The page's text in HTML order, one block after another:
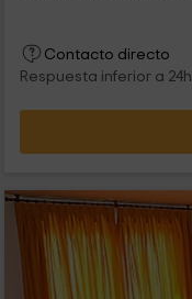
Contacto directo
Respuesta inferior a 24h